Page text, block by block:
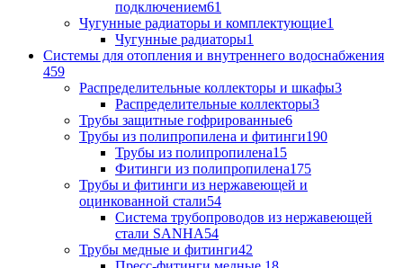
подключением61
Чугунные радиаторы и комплектующие1
Чугунные радиаторы1
Системы для отопления и внутреннего водоснабжения
459
Распределительные коллекторы и шкафы3
Распределительные коллекторы3
Трубы защитные гофрированные6
Трубы из полипропилена и фитинги190
Трубы из полипропилена15
Фитинги из полипропилена175
Трубы и фитинги из нержавеющей и
оцинкованной стали54
Система трубопроводов из нержавеющей
стали SANHA54
Трубы медные и фитинги42